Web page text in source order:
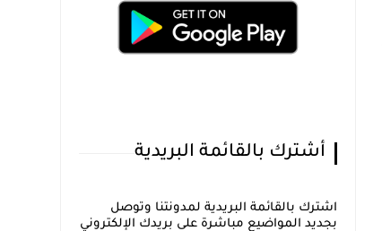
أشترك بالقائمة البريدية
اشترك بالقائمة البريدية لمدونتنا وتوصل
بجديد المواضيع مباشرة على بريدك الإلكتروني